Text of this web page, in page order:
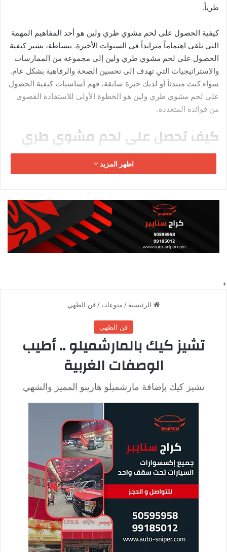
طرياً.
كيفية الحصول على لحم مشوي طري ولين هو أحد المفاهيم المهمة
التي تلقى اهتماماً متزايداً في السنوات الأخيرة. ببساطة، يشير كيفية
الحصول على لحم مشوي طري ولين إلى مجموعة من الممارسات
والاستراتيجيات التي تهدف إلى تحسين الصحة والرفاهية بشكل عام.
سواء كنت مبتدئاً أو لديك خبرة سابقة، فهم أساسيات كيفية الحصول
على لحم مشوي طري ولين هو الخطوة الأولى للاستفادة القصوى
من فوائده المتعددة.
كيف تحصل على لحم مشوي طري
وسهل الهضم؟
كل مرة:
التتبيل:
إن تتبيل اللحم في خليط من التوابل والأعشاب والأحماض يمكن أن
يساعد في الحصول على لحم مشوي طري . حيث تعمل المكونات
تحضيراللحم المشوي بشكل صحيح:
اظهر المزيد